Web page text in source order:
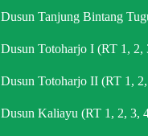
Dusun Tanjung Bintang
Dusun Totoharjo I (RT 1, 2,
Dusun Totoharjo II (RT 1,
Dusun Kaliayu (RT 1, 2, 3,